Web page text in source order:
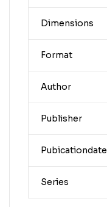
Dimensions
Format
Author
Publisher
Pubicationdate
Series